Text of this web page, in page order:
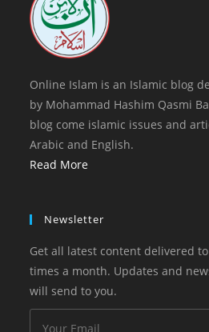
Online Islam is an Islamic blog
by Mohammad Hashim Qasmi
blog come islamic issues and
Arabic and English.
Read More
Newsletter
Get all latest content delivered
times a month. Updates and
will send to you.